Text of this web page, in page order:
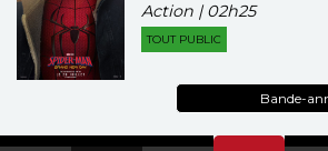
Action | 02h25
TOUT PUBLIC
Bande-